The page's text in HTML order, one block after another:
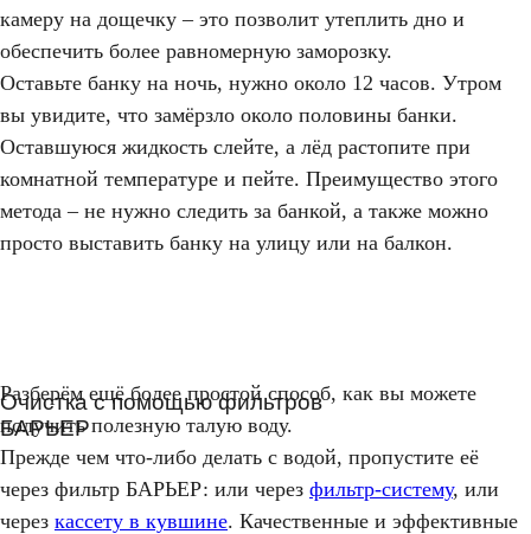
камеру на дощечку – это позволит утеплить дно и
обеспечить более равномерную заморозку.
Оставьте банку на ночь, нужно около 12 часов. Утром
вы увидите, что замёрзло около половины банки.
Оставшуюся жидкость слейте, а лёд растопите при
комнатной температуре и пейте. Преимущество этого
метода – не нужно следить за банкой, а также можно
просто выставить банку на улицу или на балкон.
Очистка с помощью фильтров
БАРЬЕР
Разберём ещё более простой способ, как вы можете
получить полезную талую воду.
Прежде чем что-либо делать с водой, пропустите её
через фильтр БАРЬЕР: или через фильтр-систему, или
через кассету в кувшине. Качественные и эффективные